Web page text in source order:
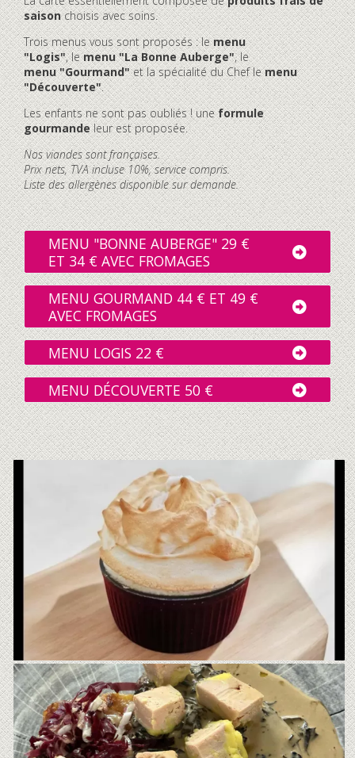
saisonchoisis avec soins.
Trois menus vous sont proposés : lemenu
"Logis", lemenu "La Bonne Auberge", le
menu "Gourmand"et la spécialité du Chef lemenu
"Découverte".
Les enfants ne sont pas oubliés ! uneformule
gourmandeleur est proposée.
Nos viandes sont françaises.
Prix nets, TVA incluse 10%, service compris.
Liste des allergènes disponible sur demande.
MENU "BONNE AUBERGE" 29 €
ET 34 € AVEC FROMAGES
MENU GOURMAND 44 € ET 49 €
AVEC FROMAGES
MENU LOGIS 22 €
MENU DÉCOUVERTE 50 €